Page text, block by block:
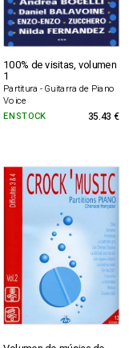
100% de visitas, volumen
1
Partitura - Guitarra de Piano
Voice
EN STOCK 35.43 €